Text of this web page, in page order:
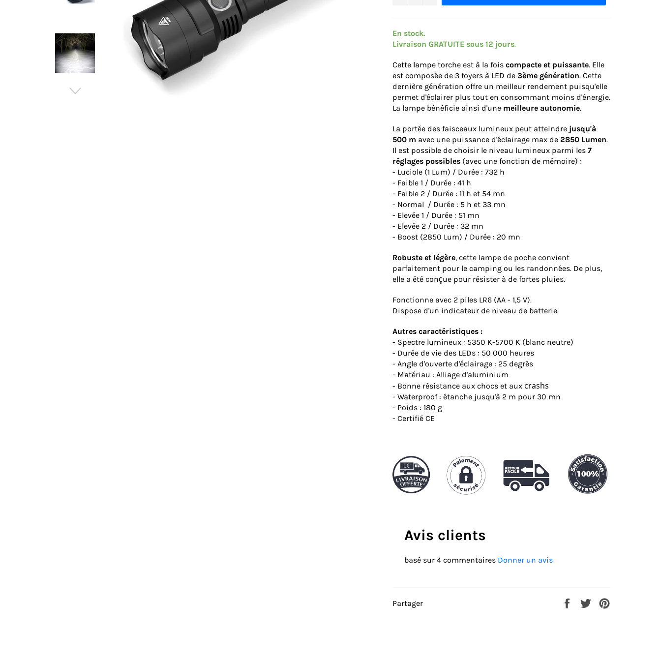
En stock.
Livraison GRATUITE sous 12 jours.
Cette lampe torche est à la fois compacte et puissante. Elle
est composée de 3 foyers à LED de 3ème génération. Cette
dernière génération offre un meilleur rendement puisqu'elle
permet d'éclairer plus tout en consommant moins d'énergie.
La lampe bénéficie ainsi d'une meilleure autonomie.
La portée des faisceaux lumineux peut atteindre jusqu'à
500 m avec une puissance d'éclairage max de 2850 Lumen.
Il est possible de choisir le niveau lumineux parmi les 7
réglages possibles (avec une fonction de mémoire) :
- Luciole (1 Lum) / Durée : 732 h
- Faible 1 / Durée : 41 h
- Faible 2 / Durée : 11 h et 54 mn
- Normal / Durée : 5 h et 33 mn
- Elevée 1 / Durée : 51 mn
- Elevée 2 / Durée : 32 mn
- Boost (2850 Lum) / Durée : 20 mn
Robuste et légère, cette lampe de poche convient
parfaitement pour le camping ou les randonnées. De plus,
elle a été conçue pour résister à de fortes pluies.
Fonctionne avec 2 piles LR6 (AA - 1,5 V).
Dispose d'un indicateur de niveau de batterie.
Autres caractéristiques :
- Spectre lumineux : 5350 K-5700 K (blanc neutre)
- Durée de vie des LEDs : 50 000 heures
- Angle d'ouverte d'éclairage : 25 degrés
- Matériau : Alliage d'aluminium
- Bonne résistance aux chocs et aux crashs
- Waterproof : étanche jusqu'à 2 m pour 30 mn
- Poids : 180 g
- Certifié CE
Avis clients
basé sur 4 commentaires Donner un avis
Partager
PartagerTweeter